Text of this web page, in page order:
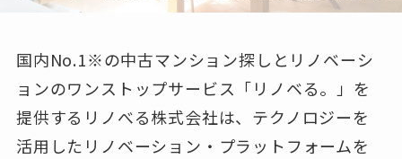
国内No.1※の中古マンション探しとリノベーシ
ョンのワンストップサービス「リノベる。」を
提供するリノべる株式会社は、テクノロジーを
活用したリノベーション・プラットフォームを